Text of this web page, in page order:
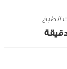
الطبخ